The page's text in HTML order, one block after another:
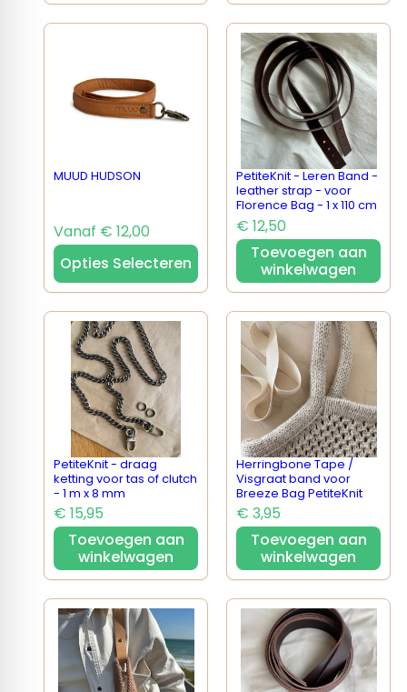
MUUD HUDSON
Vanaf € 12,00
Opties Selecteren
PetiteKnit - Leren Band -
leather strap - voor
Florence Bag - 1 x 110 cm
€ 12,50
Toevoegen aan
winkelwagen
PetiteKnit - draag
ketting voor tas of clutch
- 1 m x 8 mm
€ 15,95
Toevoegen aan
winkelwagen
Herringbone Tape /
Visgraat band voor
Breeze Bag PetiteKnit
€ 3,95
Toevoegen aan
winkelwagen